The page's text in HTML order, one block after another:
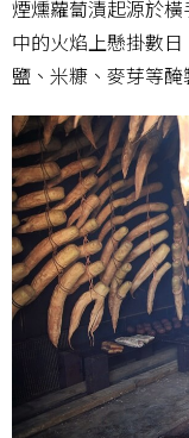
煙燻蘿蔔漬起源於
中的火焰上懸掛數
鹽、米糠、麥芽等醃